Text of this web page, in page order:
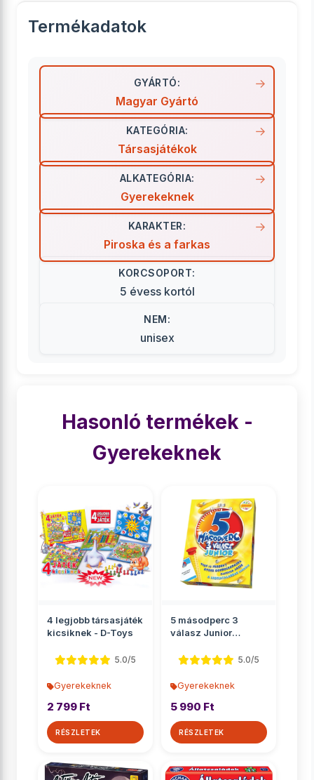
Termékadatok
GYÁRTÓ:
Magyar Gyártó
KATEGÓRIA:
Társasjátékok
ALKATEGÓRIA:
Gyerekeknek
KARAKTER:
Piroska és a farkas
KORCSOPORT:
5 évess kortól
NEM:
unisex
Hasonló termékek -
Gyerekeknek
4 legjobb társasjáték
kicsiknek - D-Toys
5.0/5
Gyerekeknek
2 799 Ft
RÉSZLETEK
5 másodperc 3
válasz Junior
5.0/5
Gyerekeknek
5 990 Ft
RÉSZLETEK